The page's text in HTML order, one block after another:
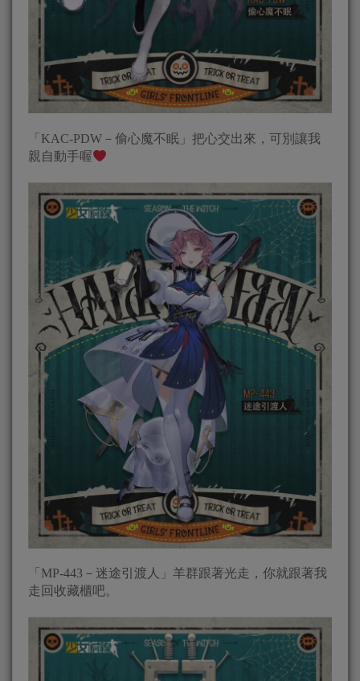
「KAC-PDW－偷心魔不眠」把心交出來，可別讓我
親自動手喔
「MP-443－迷途引渡人」羊群跟著光走，你就跟著我
走回收藏櫃吧。